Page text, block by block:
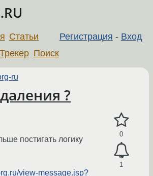
Регистрация - Вход
Статьи
Трекер Поиск
ru
?
0
1
постигать логику
view-message.jsp?